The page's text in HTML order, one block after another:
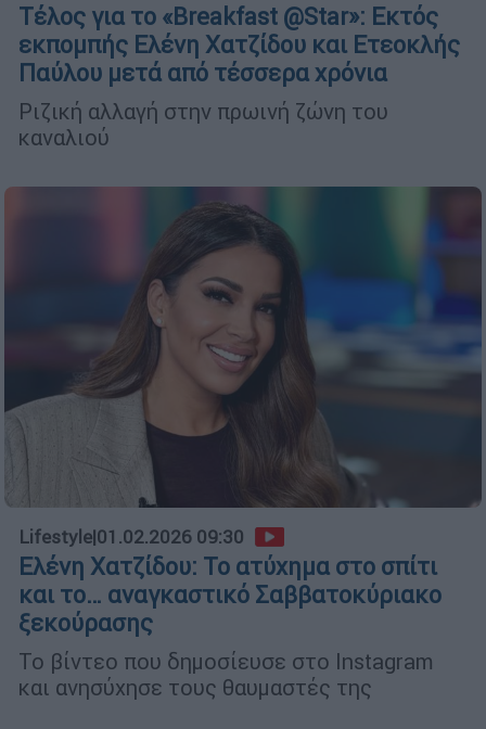
Τέλος για το «Breakfast @Star»: Εκτός
εκπομπής Ελένη Χατζίδου και Ετεοκλής
Παύλου μετά από τέσσερα χρόνια
Ριζική αλλαγή στην πρωινή ζώνη του
καναλιού
Lifestyle|01.02.2026 09:30
Ελένη Χατζίδου: Το ατύχημα στο σπίτι
και το… αναγκαστικό Σαββατοκύριακο
ξεκούρασης
Το βίντεο που δημοσίευσε στο Instagram
και ανησύχησε τους θαυμαστές της